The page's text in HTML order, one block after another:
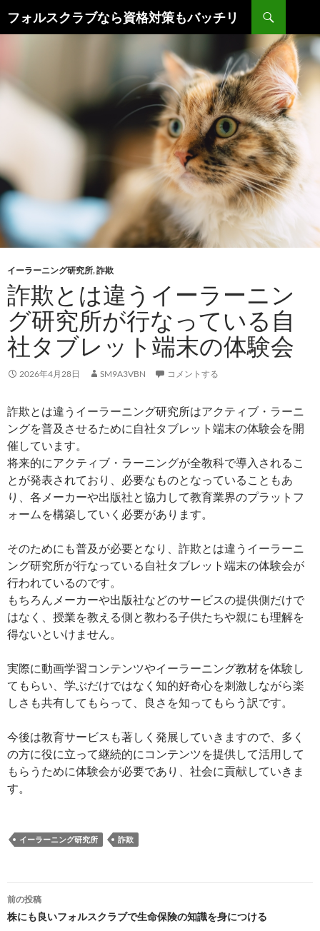
ン
へ
プ
フォルスクラブなら資格対策もバッチリ
索
イーラーニング研究所,詐欺
詐欺とは違うイーラーニン
グ研究所が行なっている自
社タブレット端末の体験会
2026年4月28日 SM9A3VBN コメントする
詐欺とは違うイーラーニング研究所はアクティブ・ラーニ
ングを普及させるために自社タブレット端末の体験会を開
催しています。
将来的にアクティブ・ラーニングが全教科で導入されるこ
とが発表されており、必要なものとなっていることもあ
り、各メーカーや出版社と協力して教育業界のプラットフ
ォームを構築していく必要があります。
そのためにも普及が必要となり、詐欺とは違うイーラーニ
ング研究所が行なっている自社タブレット端末の体験会が
行われているのです。
もちろんメーカーや出版社などのサービスの提供側だけで
はなく、授業を教える側と教わる子供たちや親にも理解を
得ないといけません。
実際に動画学習コンテンツやイーラーニング教材を体験し
てもらい、学ぶだけではなく知的好奇心を刺激しながら楽
しさも共有してもらって、良さを知ってもらう訳です。
今後は教育サービスも著しく発展していきますので、多く
の方に役に立って継続的にコンテンツを提供して活用して
もらうために体験会が必要であり、社会に貢献していきま
す。
イーラーニング研究所 詐欺
投
稿
前の投稿
株にも良いフォルスクラブで生命保険の知識を身につける